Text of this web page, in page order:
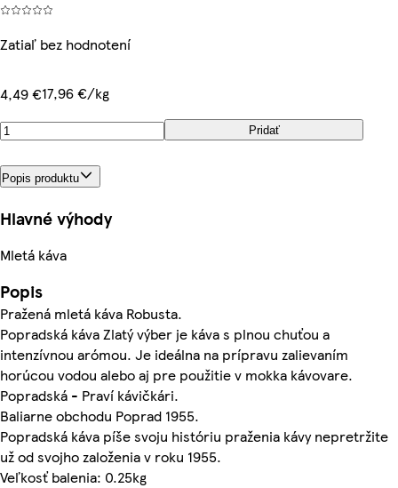
Zatiaľ bez hodnotení
4,49 €17,96 €/kg
Pridať
Popis produktu
Hlavné výhody
Mletá káva
Popis
Pražená mletá káva Robusta.
Popradská káva Zlatý výber je káva s plnou chuťou a
intenzívnou arómou. Je ideálna na prípravu zalievaním
horúcou vodou alebo aj pre použitie v mokka kávovare.
Popradská - Praví kávičkári.
Baliarne obchodu Poprad 1955.
Popradská káva píše svoju históriu praženia kávy nepretržite
už od svojho založenia v roku 1955.
Veľkosť balenia: 0.25kg